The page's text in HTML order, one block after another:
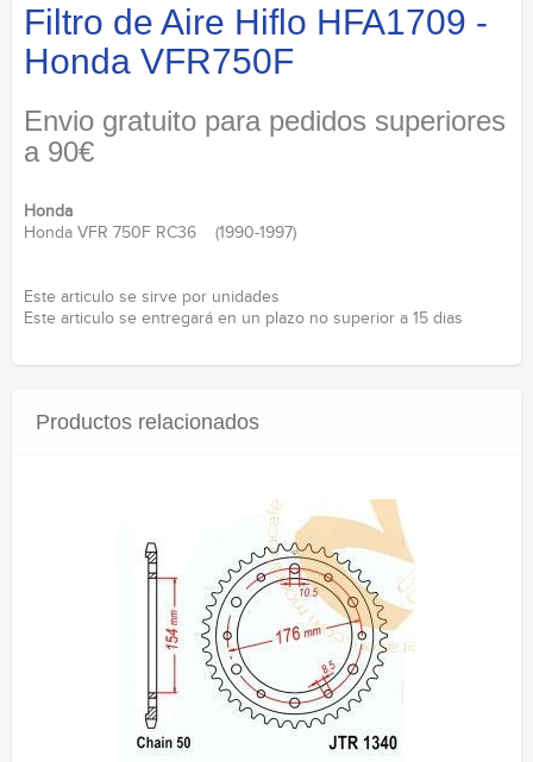
Filtro de Aire Hiflo HFA1709 -
Honda VFR750F
Envio gratuito para pedidos superiores
a 90€
Honda
Honda VFR 750F RC36 (1990-1997)
Este articulo se sirve por unidades
Este articulo se entregará en un plazo no superior a 15 dias
Productos relacionados